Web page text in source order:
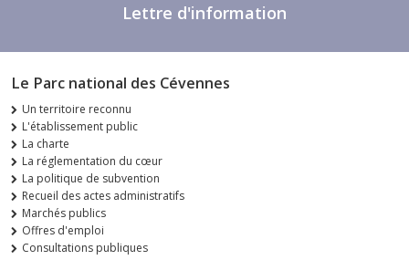
Lettre d'information
Le Parc national des Cévennes
Un territoire reconnu
L'établissement public
La charte
La réglementation du cœur
La politique de subvention
Recueil des actes administratifs
Marchés publics
Offres d'emploi
Consultations publiques